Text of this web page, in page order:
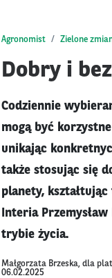
Agronomist Zielone
Dobry i
Codziennie
mogą być
unikając
także stosując się
planety,
Interia
trybie życia.
Małgorzata Brzeska, dla
06.02.2025